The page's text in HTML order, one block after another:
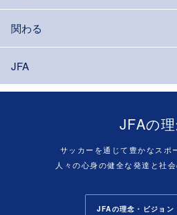
関わる
JFA
JFAの
サッカーを通じて豊かなスポ
人々の心身の健全な発達と社
JFAの理念・ビジョン